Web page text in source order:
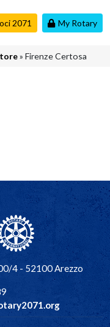
2071 My Rotary
Firenze Certosa
4 - 52100 Arezzo